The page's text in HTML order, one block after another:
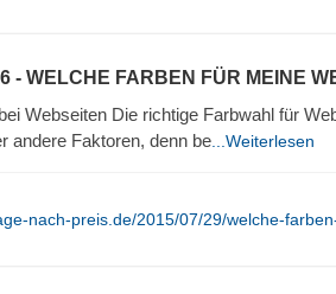
- WELCHE FARBEN FÜR MEINE
Webseiten Die richtige Farbwahl für
andere Faktoren, denn be ...Weiterlesen
nach-preis.de/2015/07/29/welche-